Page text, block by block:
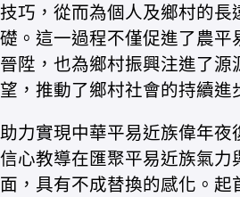
技巧，從而為個人及鄉村的長
礎。這一過程不僅促進了農平
晉陞，也為鄉村振興注進了源
望，推動了鄉村社會的持續進
助力實現中華平易近族偉年夜
信心教導在匯聚平易近族氣力
面，具有不成替換的感化。起